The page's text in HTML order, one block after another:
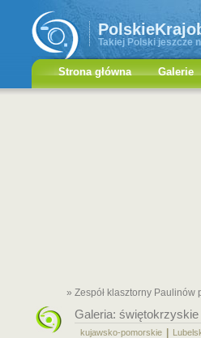
Takiej Polski jeszcze
Strona główna Galerie
» Zespół klasztorny Paulinów
Galeria: świętokrzyskie
kujawsko-pomorskie